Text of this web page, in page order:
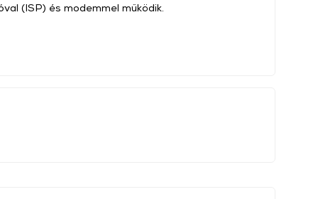
(ISP) és modemmel működik.